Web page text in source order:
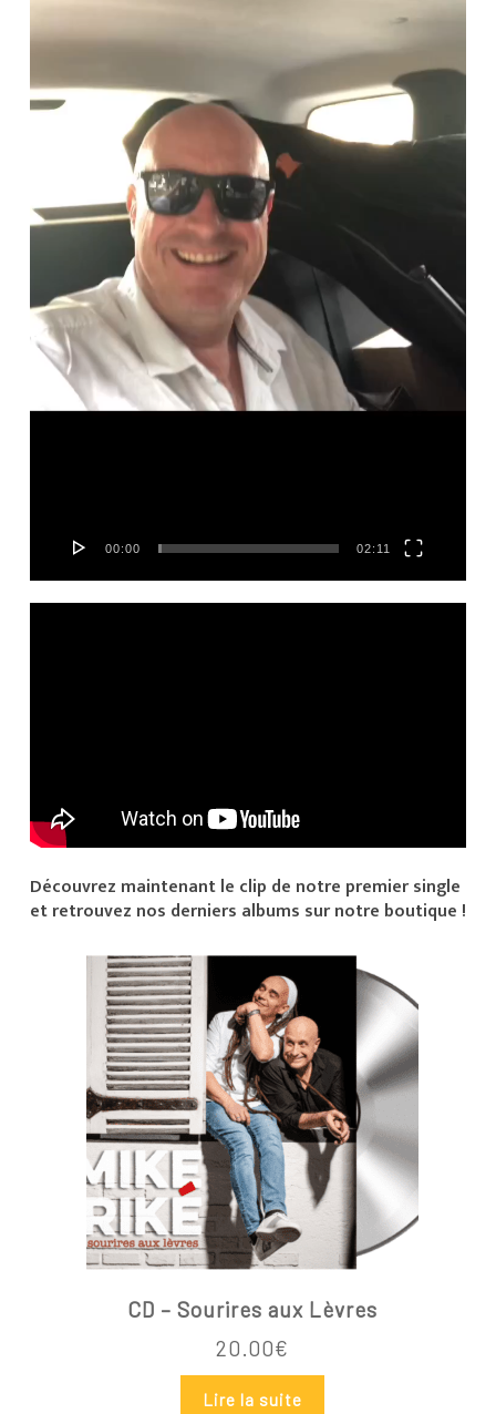
00:00 02:11
Découvrez maintenant le clip de notre premier single
et retrouvez nos derniers albums sur notre boutique !
CD – Sourires aux Lèvres
20.00€
Lire la suite